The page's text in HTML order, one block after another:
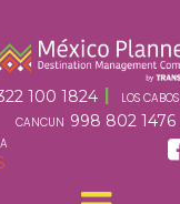
100 1824 | LOS CABOS
CANCUN 998 802 1476